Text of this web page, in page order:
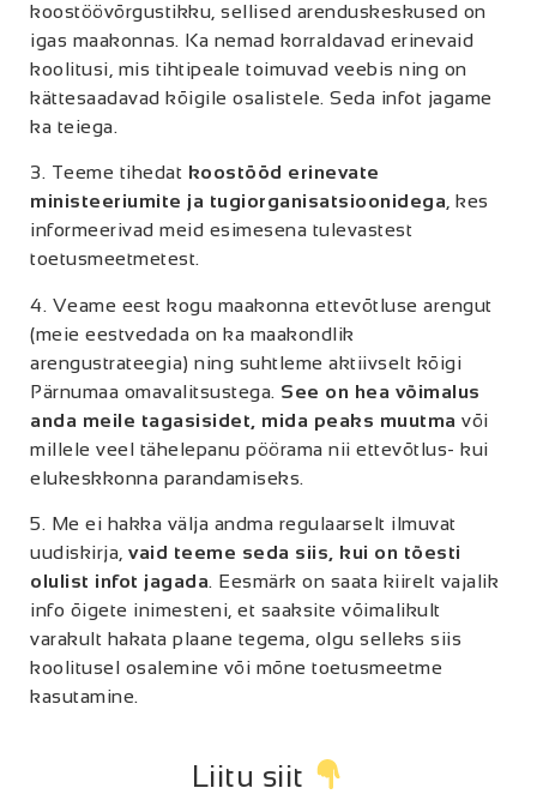
koostöövõrgustikku, sellised arenduskeskused on
igas maakonnas. Ka nemad korraldavad erinevaid
koolitusi, mis tihtipeale toimuvad veebis ning on
kättesaadavad kõigile osalistele. Seda infot jagame
ka teiega.
3. Teeme tihedat koostööd erinevate
ministeeriumite ja tugiorganisatsioonidega, kes
informeerivad meid esimesena tulevastest
toetusmeetmetest.
4. Veame eest kogu maakonna ettevõtluse arengut
(meie eestvedada on ka maakondlik
arengustrateegia) ning suhtleme aktiivselt kõigi
Pärnumaa omavalitsustega. See on hea võimalus
anda meile tagasisidet, mida peaks muutma või
millele veel tähelepanu pöörama nii ettevõtlus- kui
elukeskkonna parandamiseks.
5. Me ei hakka välja andma regulaarselt ilmuvat
uudiskirja, vaid teeme seda siis, kui on tõesti
olulist infot jagada. Eesmärk on saata kiirelt vajalik
info õigete inimesteni, et saaksite võimalikult
varakult hakata plaane tegema, olgu selleks siis
koolitusel osalemine või mõne toetusmeetme
kasutamine.
Liitu siit